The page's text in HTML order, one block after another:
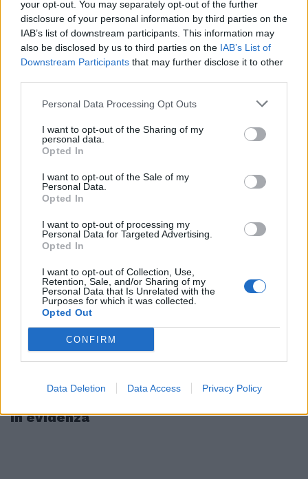
your opt-out. You may separately opt-out of the further
disclosure of your personal information by third parties on the
IAB’s list of downstream participants. This information may
also be disclosed by us to third parties on the IAB’s List of
Downstream Participants that may further disclose it to other
Personal Data Processing Opt Outs
I want to opt-out of the Sharing of my
personal data.
Opted In
I want to opt-out of the Sale of my
Personal Data.
Opted In
I want to opt-out of processing my
Personal Data for Targeted Advertising.
Opted In
I want to opt-out of Collection, Use,
Retention, Sale, and/or Sharing of my
Personal Data that Is Unrelated with the
Purposes for which it was collected.
Opted Out
CONFIRM
Data Deletion Data Access Privacy Policy
In evidenza